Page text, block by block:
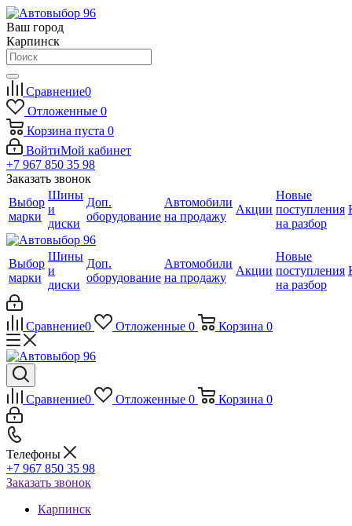
Ваш город
Карпинск
Сравнение0
Отложенные 0
Корзина пуста 0
ВойтиМой кабинет
+7 967 850 35 98
Заказать звонок
Выбор
марки
Шины
и
диски
Доп.
оборудование
Автомобили
на продажу
Акции
Новые
поступления
на разбор
Выбор
марки
Шины
и
диски
Доп.
оборудование
Автомобили
на продажу
Акции
Новые
поступления
на разбор
Сравнение0 Отложенные 0 Корзина 0
Сравнение0 Отложенные 0 Корзина 0
Телефоны
+7 967 850 35 98
Заказать звонок
Карпинск